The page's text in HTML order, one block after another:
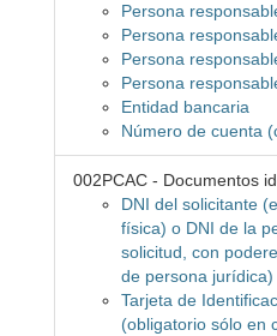
Persona
Persona
Persona
Persona
Entidad bancaria
Número de cuenta
002PCAC - Documentos
DNI del solicitante
física) o DNI de la
solicitud, con
de persona jurídica)
Tarjeta de
(obligatorio sólo en